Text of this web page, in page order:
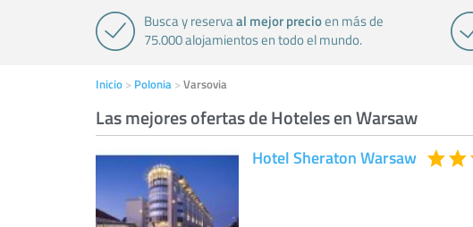
Busca y reservaal mejor precioen más de
75.000 alojamientos en todo el mundo.
Inicio Polonia Varsovia
Las mejores ofertas de Hoteles en Warsaw
Hotel Sheraton Warsaw